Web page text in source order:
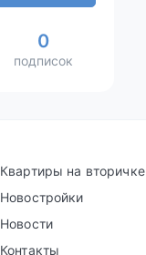
0
подписок
Квартиры на вторичке
Новостройки
Новости
Контакты